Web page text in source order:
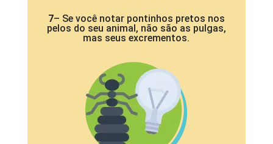
7– Se você notar pontinhos pretos nos
pelos do seu animal, não são as pulgas,
mas seus excrementos.